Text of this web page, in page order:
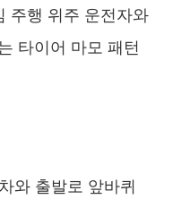
주행 위주 운전자와
타이어 마모 패턴
와 출발로 앞바퀴